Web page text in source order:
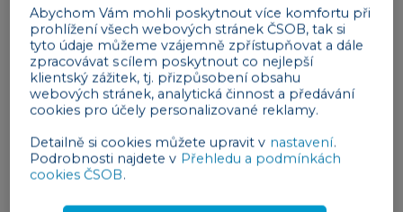
přihláška. V základním správním poplatku 5,000 Kč
můžete zařadit ochrannou známku do tří tříd
(kategorií) výrobků a služeb, pro každou další třídu
se poplatek zvyšuje o 500 Kč. Přihlášku můžete
podat v podatelně ÚPV nebo poslat poštou. Přesný
článkunebo nastránkách ÚPV , je vhodné si jej
předem prostudovat.
Abychom Vám mohli poskytnout více komfortu při
prohlížení všech webových stránek ČSOB, tak si
tyto údaje můžeme vzájemně zpřístupňovat a dále
zpracovávat s cílem poskytnout co nejlepší
klientský zážitek, tj. přizpůsobení obsahu
webových stránek, analytická činnost a předávání
cookies pro účely personalizované reklamy.
Detailně si cookies můžete upravit v nastavení.
Podrobnosti najdete v Přehledu a podmínkách
cookies ČSOB.